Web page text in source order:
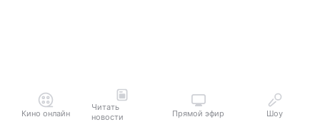
Кино онлайн
Читать
новости
Прямой эфир Шоу